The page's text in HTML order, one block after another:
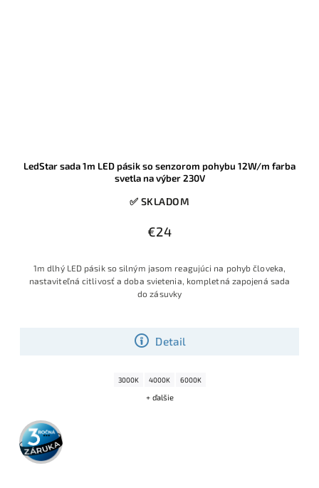
LedStar sada 1m LED pásik so senzorom pohybu 12W/m farba
svetla na výber 230V
✅ SKLADOM
€24
Detail
1m dlhý LED pásik so silným jasom reagujúci na pohyb človeka,
nastaviteľná citlivosť a doba svietenia, kompletná zapojená sada
do zásuvky
3000K 4000K 6000K
+ ďalšie
3 roky
záruka